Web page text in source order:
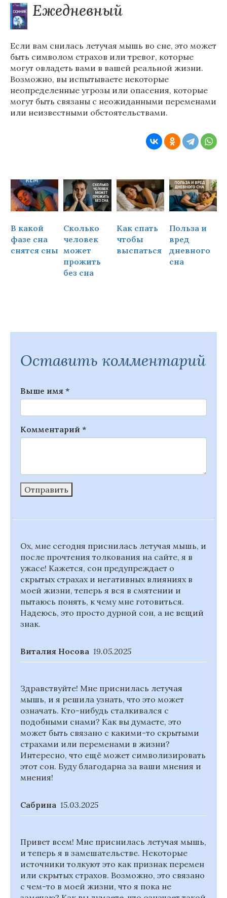
Ежедневный
Если вам снилась летучая мышь во сне, это может
быть символом страхов или тревог, которые
могут овладеть вами в вашей реальной жизни.
Возможно, вы испытываете некоторые
неопределенные угрозы или опасения, которые
могут быть связаны с неожиданными переменами
или неизвестными обстоятельствами.
В какой
фазе сна
снятся сны
Сколько
человек
может
прожить
без сна
Как спать
чтобы
выспаться
Польза и
вред
дневного
сна
Оставить комментарий
Выше имя *
Комментарий *
Отправить
Ох, мне сегодня приснилась летучая мышь, и
после прочтения толкования на сайте, я в
ужасе! Кажется, сон предупреждает о
скрытых страхах и негативных влияниях в
моей жизни, теперь я вся в смятении и
пытаюсь понять, к чему мне готовиться.
Надеюсь, это просто дурной сон, а не вещий
знак.
Виталия Носова 19.05.2025
Здравствуйте! Мне приснилась летучая
мышь, и я решила узнать, что это может
означать. Кто-нибудь сталкивался с
подобными снами? Как вы думаете, это
может быть связано с какими-то скрытыми
страхами или переменами в жизни?
Интересно, что ещё может символизировать
этот сон. Буду благодарна за ваши мнения и
мнения!
Сабрина 15.03.2025
Привет всем! Мне приснилась летучая мышь,
и теперь я в замешательстве. Некоторые
источники толкуют это как признак перемен
или скрытых страхов. Возможно, это связано
с чем-то в моей жизни, что я пока не